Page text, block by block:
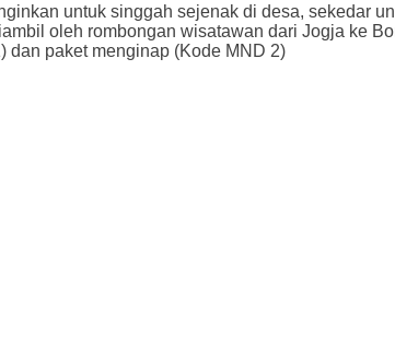
untuk singgah sejenak di desa, sekedar
oleh rombongan wisatawan dari Jogja ke
dan paket menginap (Kode MND 2)